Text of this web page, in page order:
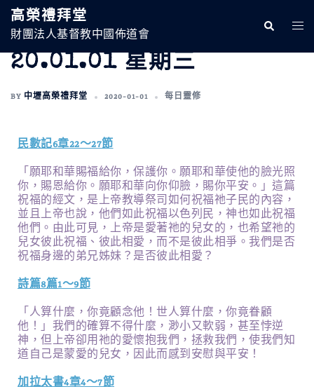
高榮禮拜堂
財團法人基督教中國佈道會
20.01.01 星期三
BY 中壢高榮禮拜堂 2020-01-01 每日靈修
民數記6章22～27節
「願耶和華賜福給你，保護你。願耶和華使他的臉光照
你，賜恩給你。願耶和華向你仰臉，賜你平安。」這篇
祝福的經文，是上帝教導祭司如何祝福祂子民的內容，
並且上帝也說，他們如此祝福以色列民，神也如此祝福
他們。由此可見，上帝是愛著祂的兒女的，也希望祂的
兒女彼此祝福、彼此相愛，而不是彼此相爭。我們是否
祝福身邊的弟兄姊妹？是否彼此相愛？
詩篇8篇1～9節
「人算什麼，你竟顧念他！世人算什麼，你竟眷顧
他！」我們的確算不得什麼，渺小又軟弱，甚至悖逆
神，但上帝卻用祂的愛懷抱我們，拯救我們，使我們知
道自己是蒙愛的兒女，因此而感到安慰與平安！
加拉太書4章4～7節